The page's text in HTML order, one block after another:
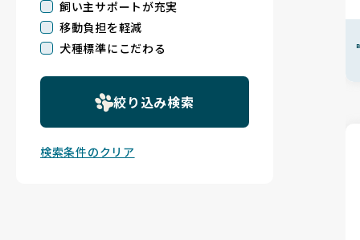
飼い主サポートが充実
移動負担を軽減
犬種標準にこだわる
絞り込み検索
検索条件のクリア